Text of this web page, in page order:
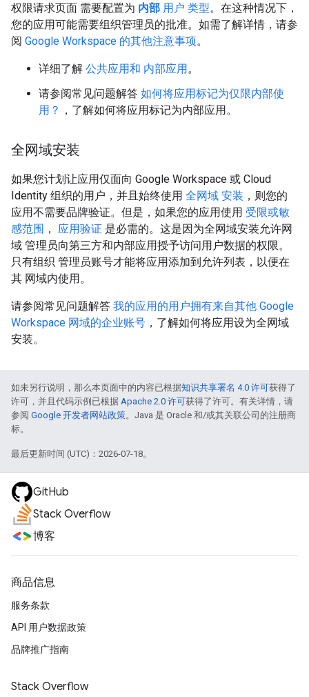
权限请求页面 需要配置为 内部 用户 类型。在这种情况下，
您的应用可能需要组织管理员的批准。如需了解详情，请参
阅 Google Workspace 的其他注意事项。
详细了解 公共应用和 内部应用。
请参阅常见问题解答 如何将应用标记为仅限内部使
用？ ，了解如何将应用标记为内部应用。
全网域安装
如果您计划让应用仅面向 Google Workspace 或 Cloud
Identity 组织的用户，并且始终使用 全网域 安装 ，则您的
应用不需要品牌验证。但是，如果您的应用使用 受限或敏
感范围 ， 应用验证 是必需的。这是因为全网域安装允许网
域 管理员向第三方和内部应用授予访问用户数据的权限。
只有组织 管理员账号才能将应用添加到允许列表，以便在
其 网域内使用。
请参阅常见问题解答 我的应用的用户拥有来自其他 Google
Workspace 网域的企业账号 ，了解如何将应用设为全网域
安装。
如未另行说明，那么本页面中的内容已根据知识共享署名 4.0 许可获得了
许可，并且代码示例已根据 Apache 2.0 许可获得了许可。有关详情，请
参阅 Google 开发者网站政策。Java 是 Oracle 和/或其关联公司的注册商
标。
最后更新时间 (UTC)：2026-07-18。
GitHub
Stack Overflow
博客
商品信息
服务条款
API 用户数据政策
品牌推广指南
Stack Overflow